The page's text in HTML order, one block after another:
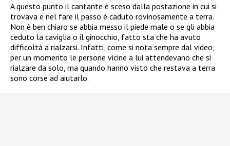
A questo punto il cantante è sceso dalla postazione in cui si
trovava e nel fare il passo è caduto rovinosamente a terra.
Non è ben chiaro se abbia messo il piede male o se gli abbia
ceduto la caviglia o il ginocchio, fatto sta che ha avuto
difficoltà a rialzarsi. Infatti, come si nota sempre dal video,
per un momento le persone vicine a lui attendevano che si
rialzare da solo, ma quando hanno visto che restava a terra
sono corse ad aiutarlo.